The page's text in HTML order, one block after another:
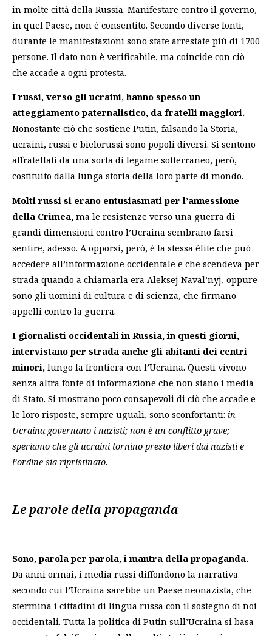
in molte città della Russia. Manifestare contro il governo,
in quel Paese, non è consentito. Secondo diverse fonti,
durante le manifestazioni sono state arrestate più di 1700
persone. Il dato non è verificabile, ma coincide con ciò
che accade a ogni protesta.
I russi, verso gli ucraini, hanno spesso un
atteggiamento paternalistico, da fratelli maggiori.
Nonostante ciò che sostiene Putin, falsando la Storia,
ucraini, russi e bielorussi sono popoli diversi. Si sentono
affratellati da una sorta di legame sotterraneo, però,
costituito dalla lunga storia della loro parte di mondo.
Molti russi si erano entusiasmati per l’annessione
della Crimea, ma le resistenze verso una guerra di
grandi dimensioni contro l’Ucraina sembrano farsi
sentire, adesso. A opporsi, però, è la stessa élite che può
accedere all’informazione occidentale e che scendeva per
strada quando a chiamarla era Aleksej Naval’nyj, oppure
sono gli uomini di cultura e di scienza, che firmano
appelli contro la guerra.
I giornalisti occidentali in Russia, in questi giorni,
intervistano per strada anche gli abitanti dei centri
minori, lungo la frontiera con l’Ucraina. Questi vivono
senza altra fonte di informazione che non siano i media
di Stato. Si mostrano poco consapevoli di ciò che accade e
le loro risposte, sempre uguali, sono sconfortanti: in
Ucraina governano i nazisti; non è un conflitto grave;
speriamo che gli ucraini tornino presto liberi dai nazisti e
l’ordine sia ripristinato.
Le parole della propaganda
Sono, parola per parola, i mantra della propaganda.
Da anni ormai, i media russi diffondono la narrativa
secondo cui l’Ucraina sarebbe un Paese neonazista, che
stermina i cittadini di lingua russa con il sostegno di noi
occidentali. Tutta la politica di Putin sull’Ucraina si basa